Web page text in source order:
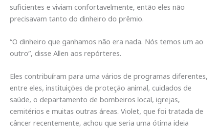
suficientes e viviam confortavelmente, então eles não
precisavam tanto do dinheiro do prêmio.
“O dinheiro que ganhamos não era nada. Nós temos um ao
outro”, disse Allen aos repórteres.
Eles contribuíram para uma vários de programas diferentes,
entre eles, instituições de proteção animal, cuidados de
saúde, o departamento de bombeiros local, igrejas,
cemitérios e muitas outras áreas. Violet, que foi tratada de
câncer recentemente, achou que seria uma ótima ideia